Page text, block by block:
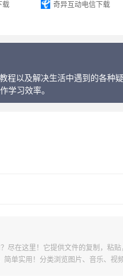
载 奇异互动电信下载
程以及解决生活中遇到的各种疑
学习效率。
尽在这里！它提供文件的复制，粘
单实用！分类浏览图片、音乐、视